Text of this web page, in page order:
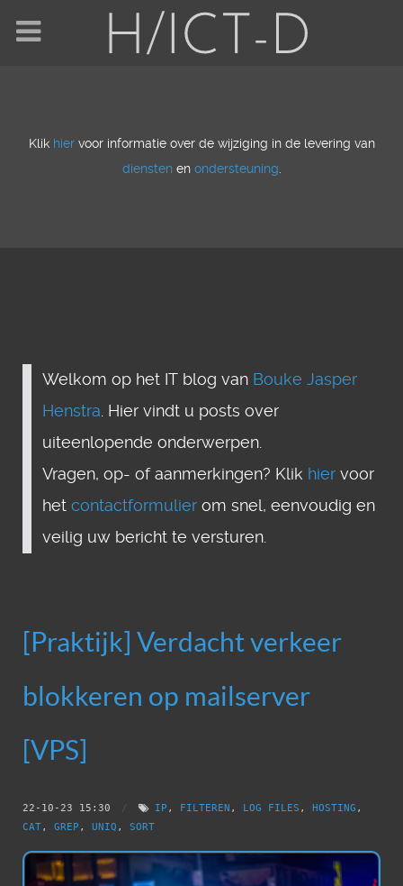
Klik hiervoor informatie over de wijziging in de levering van
dienstenen ondersteuning.
Welkom op het IT blog van Bouke Jasper
Henstra . Hier vindt u posts over
uiteenlopende onderwerpen.
Vragen, op- of aanmerkingen? Klik hier voor
het contactformulier om snel, eenvoudig en
veilig uw bericht te versturen.
[Praktijk] Verdacht verkeer
blokkeren op mailserver
[VPS]
22-10-23 15:30 / IP , FILTEREN , LOG FILES , HOSTING ,
CAT, GREP , UNIQ , SORT